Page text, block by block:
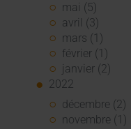
mai (5)
avril (3)
mars (1)
février (1)
janvier (2)
2022
décembre (2)
novembre (1)